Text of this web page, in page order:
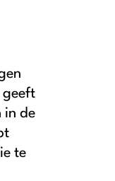
geeft
in de
te